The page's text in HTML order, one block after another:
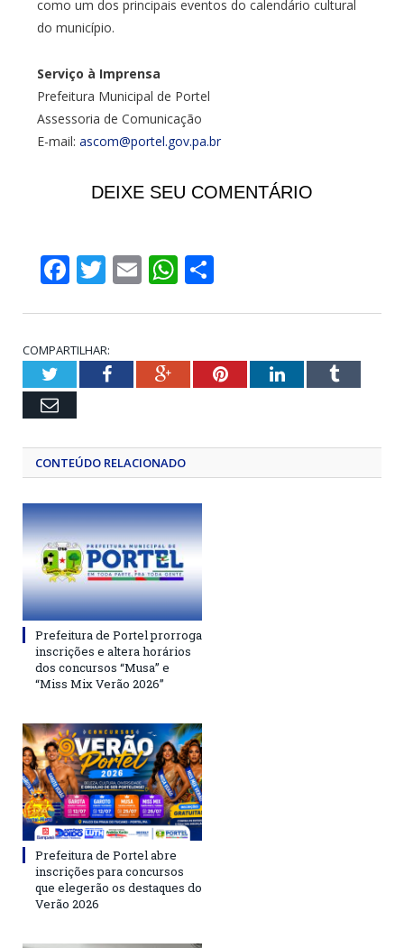
como um dos principais eventos do calendário cultural
do município.
Serviço à Imprensa
Prefeitura Municipal de Portel
Assessoria de Comunicação
E-mail: ascom@portel.gov.pa.br
DEIXE SEU COMENTÁRIO
Facebook
Twitter
EmailWhatsApp
Share
COMPARTILHAR:
TwitterFacebookGoogle+PinterestLinkedInTumblr
Email
CONTEÚDO RELACIONADO
Prefeitura de Portel prorroga
inscrições e altera horários
dos concursos “Musa” e
“Miss Mix Verão 2026”
Prefeitura de Portel abre
inscrições para concursos
que elegerão os destaques do
Verão 2026